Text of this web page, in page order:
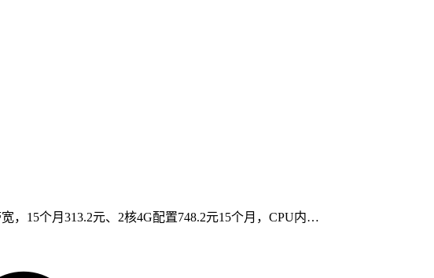
，15个月313.2元、2核4G配置748.2元15个月，CPU内…